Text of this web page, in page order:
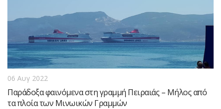
06 Αυγ 2022
Παράδοξα φαινόμενα στη γραμμή Πειραιάς – Μήλος από
τα πλοία των Μινωικών Γραμμών